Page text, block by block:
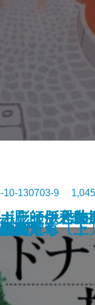
三郎
〔上〕
〔下〕
彫師伊之助
八
ラー版作曲
〔上〕
10-130703-9
〔下〕
上〕
下〕
の電車
園
ボーイ―恐
裏
妻たち〔上
妻たち〔下